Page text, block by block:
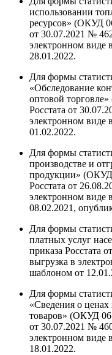
использовании
ресурсов» (ОКУД
от 30.07.2021 №
электронном виде
28.01.2022.
Для формы
«Обследование
оптовой
Росстата от
электронном виде
01.02.2022.
Для формы
производстве и
продукции» (ОКУД
Росстата от
электронном виде
08.02.2021,
Для формы
платных услуг
приказа Росстата
выгрузка в
шаблоном от
Для формы
«Сведения о
товаров» (ОКУД
от 30.07.2021 №
электронном виде
18.01.2022.